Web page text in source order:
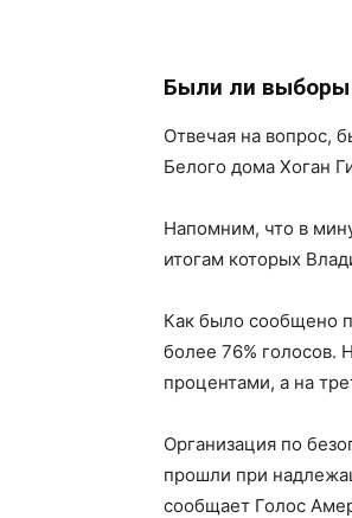
Были ли
Отвечая на вопрос,
Белого дома Хоган
Напомним, что в
итогам которых
Как было сообщено
более 76% голосов.
процентами, а на
Организация по
прошли при
сообщает Голос